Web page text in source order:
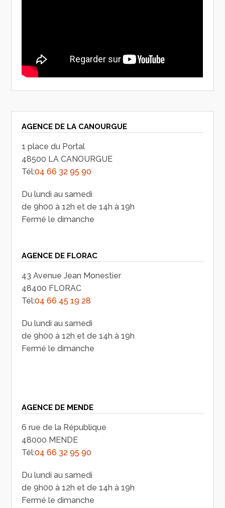
AGENCE DE LA CANOURGUE
1 place du Portal
48500 LA CANOURGUE
Tél:04 66 32 95 90
Du lundi au samedi
de 9h00 à 12h et de 14h à 19h
Fermé le dimanche
AGENCE DE FLORAC
43 Avenue Jean Monestier
48400 FLORAC
Tél:04 66 45 19 28
Du lundi au samedi
de 9h00 à 12h et de 14h à 19h
Fermé le dimanche
AGENCE DE MENDE
6 rue de la République
48000 MENDE
Tél:04 66 32 95 90
Du lundi au samedi
de 9h00 à 12h et de 14h à 19h
Fermé le dimanche